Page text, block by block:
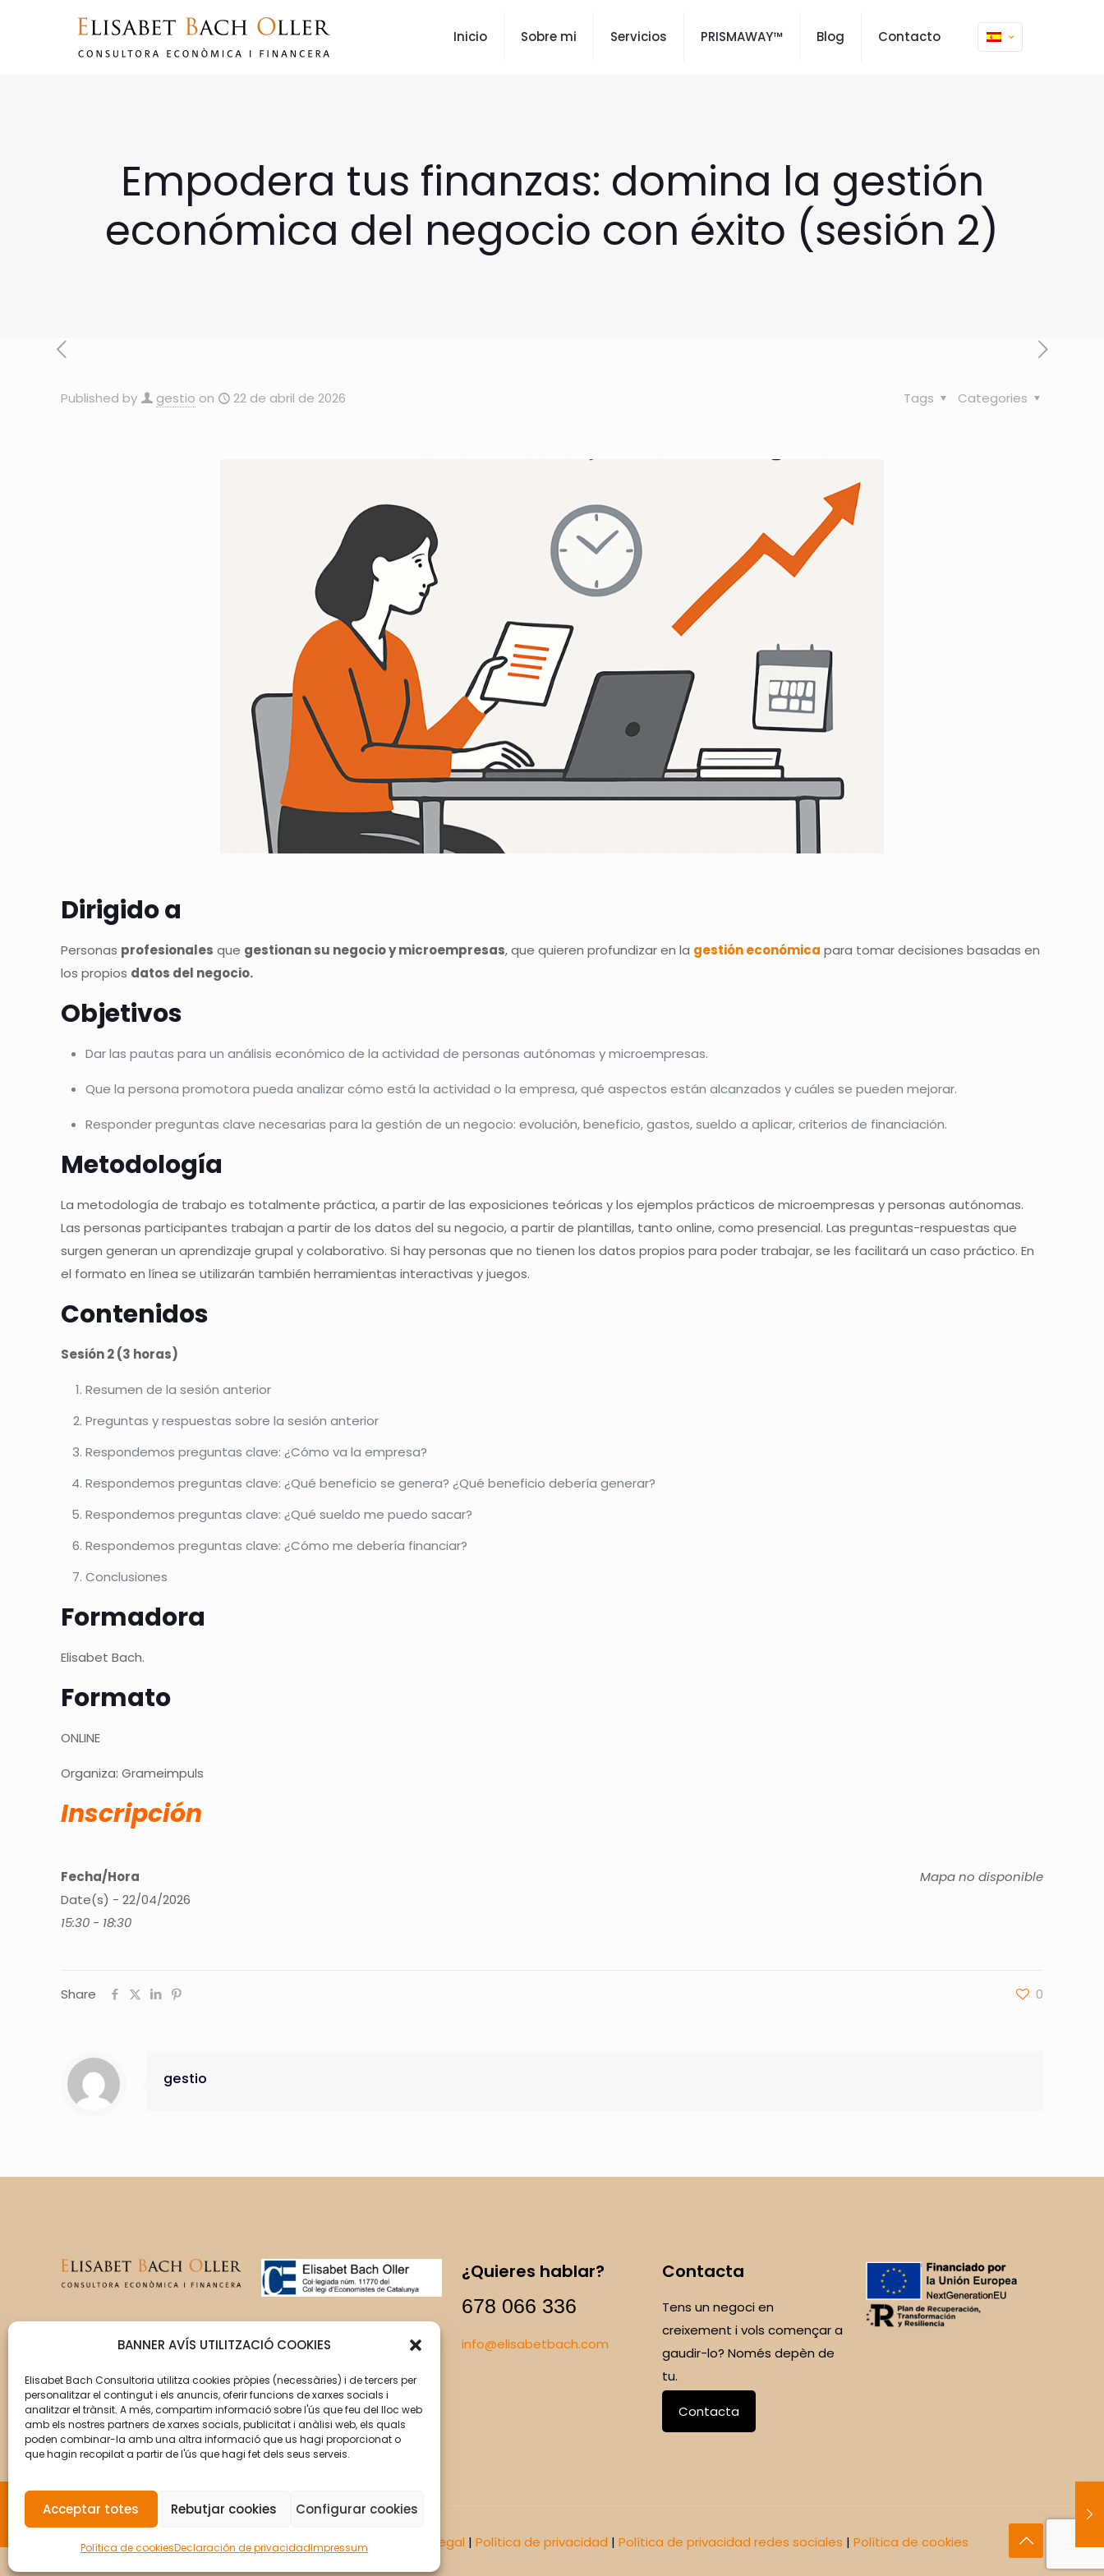
BANNER AVÍS UTILITZACIÓ COOKIES
Elisabet Bach Consultoria utilitza cookies pròpies (necessàries) i de tercers per
personalitzar el contingut i els anuncis, oferir funcions de xarxes socials i
analitzar el trànsit. A més, compartim informació sobre l'ús que feu del lloc web
amb els nostres partners de xarxes socials, publicitat i anàlisi web, els quals
poden combinar-la amb una altra informació que us hagi proporcionat o
que hagin recopilat a partir de l'ús que hagi fet dels seus serveis.
Acceptar totes Rebutjar cookies Configurar cookies
Política de cookiesDeclaración de privacidadImpressum
Inicio Sobre mi Servicios PRISMAWAY™ Blog Contacto
Empodera tus finanzas: domina la gestión
económica del negocio con éxito (sesión 2)
Published by gestio on 22 de abril de 2026 Categories
Tags
Dirigido a
Personas profesionales que gestionan su negocio y microempresas, que quieren profundizar en la gestión económica para tomar decisiones basadas en
los propios datos del negocio.
Objetivos
Dar las pautas para un análisis económico de la actividad de personas autónomas y microempresas.
Que la persona promotora pueda analizar cómo está la actividad o la empresa, qué aspectos están alcanzados y cuáles se pueden mejorar.
Responder preguntas clave necesarias para la gestión de un negocio: evolución, beneficio, gastos, sueldo a aplicar, criterios de financiación.
Metodología
La metodología de trabajo es totalmente práctica, a partir de las exposiciones teóricas y los ejemplos prácticos de microempresas y personas autónomas.
Las personas participantes trabajan a partir de los datos del su negocio, a partir de plantillas, tanto online, como presencial. Las preguntas-respuestas que
surgen generan un aprendizaje grupal y colaborativo. Si hay personas que no tienen los datos propios para poder trabajar, se les facilitará un caso práctico. En
el formato en línea se utilizarán también herramientas interactivas y juegos.
Contenidos
Sesión 2 (3 horas)
Resumen de la sesión anterior
Preguntas y respuestas sobre la sesión anterior
Respondemos preguntas clave: ¿Cómo va la empresa?
Respondemos preguntas clave: ¿Qué beneficio se genera? ¿Qué beneficio debería generar?
Respondemos preguntas clave: ¿Qué sueldo me puedo sacar?
Respondemos preguntas clave: ¿Cómo me debería financiar?
Conclusiones
Formadora
Elisabet Bach.
Formato
ONLINE
Organiza: Grameimpuls
Inscripción
Mapa no disponible
Fecha/Hora
Date(s) - 22/04/2026
15:30 - 18:30
Share 0
gestio
del creixement de la teva
empresa perquè aquesta
assoleixi els seus objectius.
¿Quieres hablar?
678 066 336
info@elisabetbach.com
Contacta
Tens un negoci en
creixement i vols començar a
gaudir-lo? Només depèn de
tu.
Contacta
© Copyright 2026 Elisabet Bach Oller porVirtualDomus Aviso legal | Política de privacidad | Política de privacidad redes sociales | Política de cookies